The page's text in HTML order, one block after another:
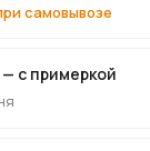
самовывозе
с примеркой